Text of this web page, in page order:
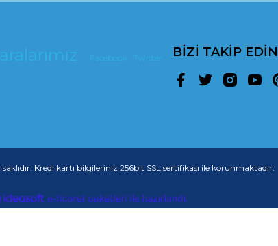
Facebook Twitter BİZİ TAKİP EDİN
Kredi kartı bilgileriniz 256bit SSL sertifikası ile korunmaktadır.
ideasoft
e-
ticaret
hazırlandı.